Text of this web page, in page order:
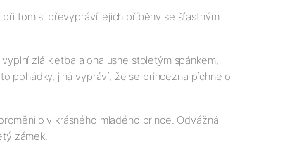
tom si převypráví jejich příběhy se šťastným
zlá kletba a ona usne stoletým spánkem,
pohádky, jiná vypráví, že se princezna píchne o
v krásného mladého prince. Odvážná
zámek.